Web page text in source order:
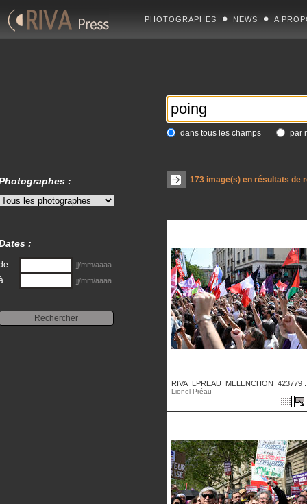
PHOTOGRAPHES NEWS A
dans tous les champs par
173image(s) en résultats de
RIVA_LPREAU_MELENCHON_423779
Lionel Préau
:
:
jj/mm/aaaa
jj/mm/aaaa